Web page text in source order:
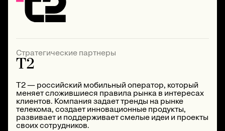
Стратегические партнеры
T2
T2 — российский мобильный оператор, который
меняет сложившиеся правила рынка в интересах
клиентов. Компания задает тренды на рынке
телекома, создает инновационные продукты,
развивает и поддерживает смелые идеи и проекты
своих сотрудников.